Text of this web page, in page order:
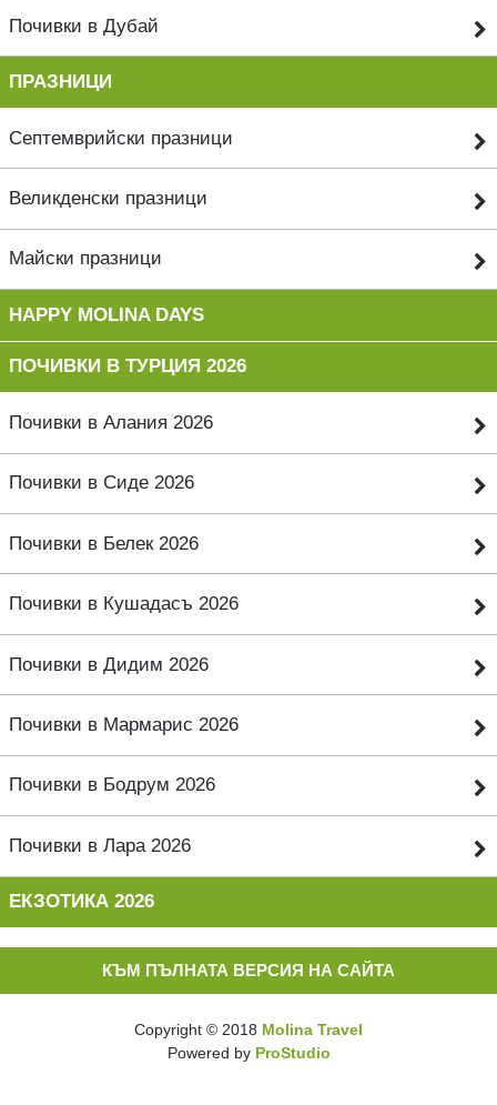
Почивки в Дубай
ПРАЗНИЦИ
Септемврийски празници
Великденски празници
Майски празници
HAPPY MOLINA DAYS
ПОЧИВКИ В ТУРЦИЯ 2026
Почивки в Алания 2026
Почивки в Сиде 2026
Почивки в Белек 2026
Почивки в Кушадасъ 2026
Почивки в Дидим 2026
Почивки в Мармарис 2026
Почивки в Бодрум 2026
Почивки в Лара 2026
ЕКЗОТИКА 2026
КЪМ ПЪЛНАТА ВЕРСИЯ НА САЙТА
Copyright © 2018 Molina Travel
Powered by ProStudio